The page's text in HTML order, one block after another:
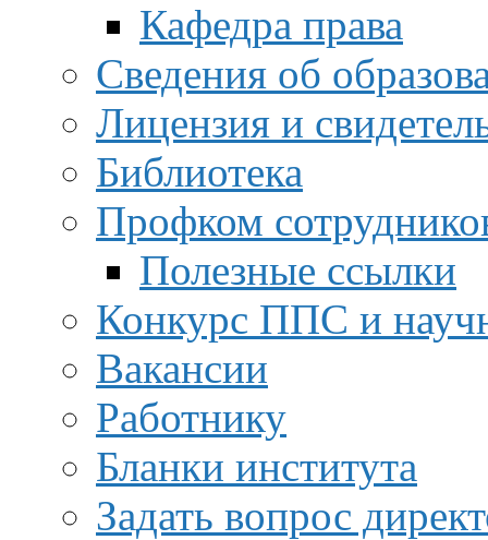
Кафедра права
Сведения об
Лицензия и
Библиотека
Профком
Полезные ссылки
Конкурс ППС и
Вакансии
Работнику
Бланки института
Задать вопрос